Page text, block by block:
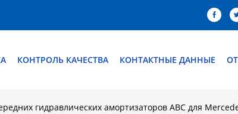
КОНТРОЛЬ КАЧЕСТВА КОНТАКТНЫЕ ДАННЫЕ
гидравлических амортизаторов ABC для